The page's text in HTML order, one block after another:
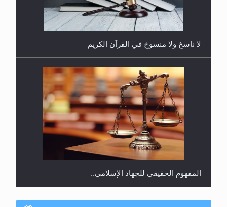
هل يُحسب حول الزكاة وفق السنة الميلادية أو الهجرية؟
لا ناسخ ولا منسوخ في القرآن الكريم
المفهوم الحقيقي للجهاد الإسلامي..